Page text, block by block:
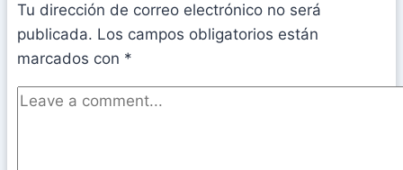
Tu dirección de correo electrónico no será
publicada. Los campos obligatorios están
marcados con *